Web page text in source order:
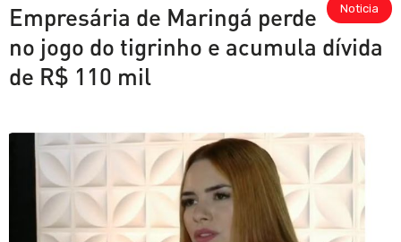
Noticia
Empresária de Maringá perde
no jogo do tigrinho e acumula dívida
de R$ 110 mil